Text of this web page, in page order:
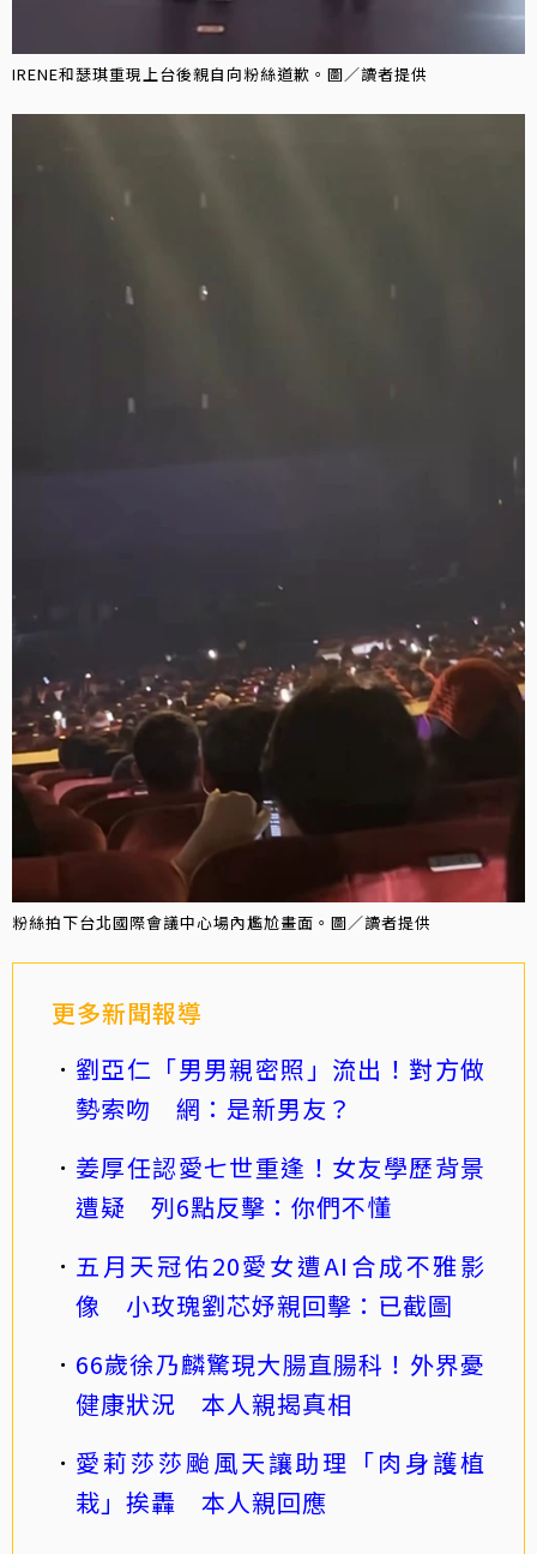
IRENE和瑟琪重現上台後親自向粉絲道歉。圖／讀者提供
粉絲拍下台北國際會議中心場內尷尬畫面。圖／讀者提供
更多新聞報導
劉亞仁「男男親密照」流出！對方做
勢索吻 網：是新男友？
姜厚任認愛七世重逢！女友學歷背景
遭疑 列6點反擊：你們不懂
五月天冠佑20愛女遭AI合成不雅影
像 小玫瑰劉芯妤親回擊：已截圖
66歲徐乃麟驚現大腸直腸科！外界憂
健康狀況 本人親揭真相
愛莉莎莎颱風天讓助理「肉身護植
栽」挨轟 本人親回應